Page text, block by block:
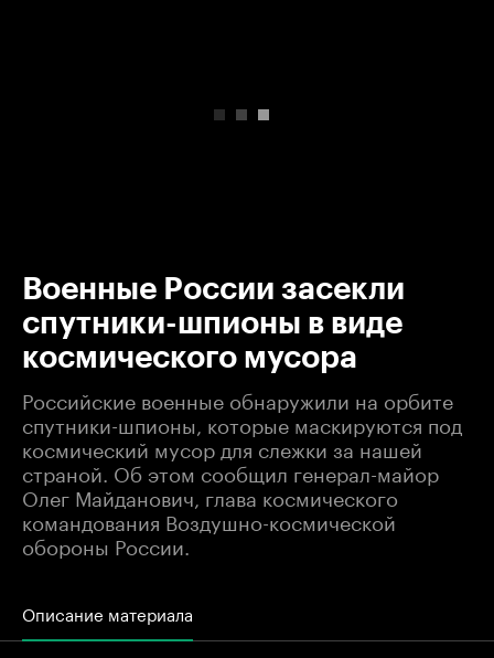
Военные России засекли
спутники-шпионы в виде
космического мусора
Российские военные обнаружили на орбите
спутники-шпионы, которые маскируются под
космический мусор для слежки за нашей
страной. Об этом сообщил генерал-майор
Олег Майданович, глава космического
командования Воздушно-космической
обороны России.
Описание материала